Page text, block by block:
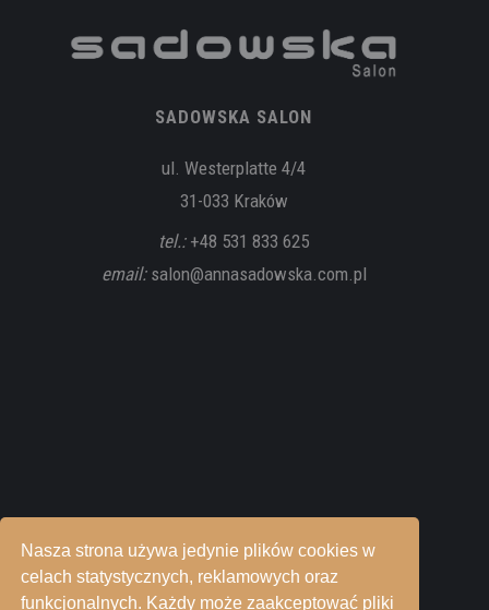
SADOWSKA SALON
ul. Westerplatte 4/4
31-033 Kraków
tel.:+48 531 833 625
email:salon@annasadowska.com.pl
Nasza strona używa jedynie plików cookies w
celach statystycznych, reklamowych oraz
funkcjonalnych. Każdy może zaakceptować pliki